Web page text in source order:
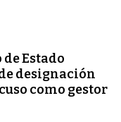
de Estado
designación
como gestor